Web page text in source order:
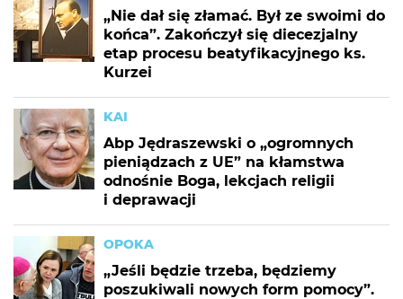
„Nie dał się złamać. Był ze swoimi do
końca”. Zakończył się diecezjalny
etap procesu beatyfikacyjnego ks.
Kurzei
KAI
Abp Jędraszewski o „ogromnych
pieniądzach z UE” na kłamstwa
odnośnie Boga, lekcjach religii
i deprawacji
OPOKA
„Jeśli będzie trzeba, będziemy
poszukiwali nowych form pomocy”.